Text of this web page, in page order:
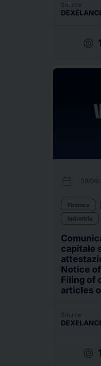
Source
target
calendar_today 09/06/
Finance
Industria
capitale
Notice
Filing of
articles
Source
target